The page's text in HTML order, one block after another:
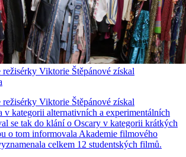
Viktorie Štěpánové získal
Viktorie Štěpánové získal
v kategorii alternativních a experimentálních
se tak do klání o Oscary v kategorii krátkých
o tom informovala Akademie filmového
celkem 12 studentských filmů.